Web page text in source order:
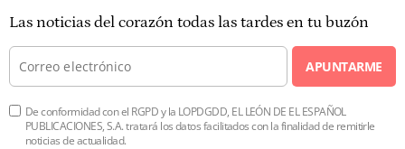
Las noticias del corazón todas las tardes en tu buzón
APUNTARME
De conformidad con el RGPD y la LOPDGDD, EL LEÓN DE EL ESPAÑOL
PUBLICACIONES, S.A. tratará los datos facilitados con la finalidad de remitirle
noticias de actualidad.